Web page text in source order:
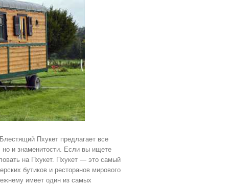
Пхукет предлагает все
но и знаменитости. Если вы ищете
на Пхукет. Пхукет — это самый
бутиков и ресторанов мирового
имеет один из самых